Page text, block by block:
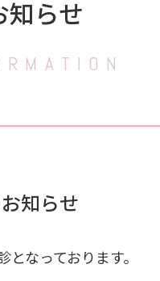
知らせ
知らせ
なっております。